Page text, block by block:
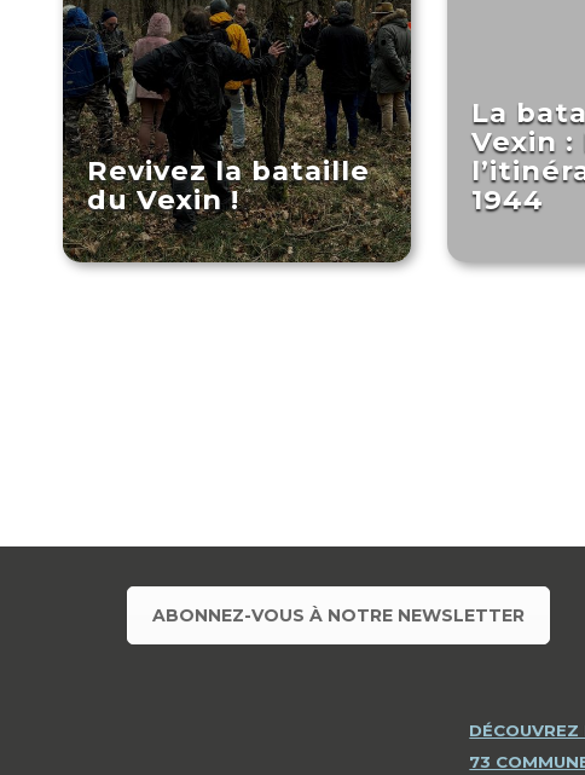
Revivez la bataille
du Vexin !
La
Vexin
1944
ABONNEZ-VOUS À NOTRE NEWSLETTER
DÉCOUVREZ
73